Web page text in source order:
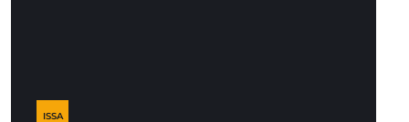
ISSA